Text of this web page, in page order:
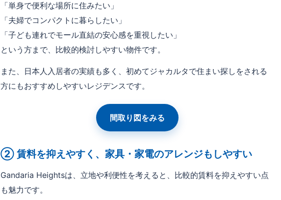
「単身で便利な場所に住みたい」
「夫婦でコンパクトに暮らしたい」
「子ども連れでモール直結の安心感を重視したい」
という方まで、比較的検討しやすい物件です。
また、日本人入居者の実績も多く、初めてジャカルタで住まい探しをされる
方にもおすすめしやすいレジデンスです。
間取り図をみる
② 賃料を抑えやすく、家具・家電のアレンジもしやすい
Gandaria Heightsは、立地や利便性を考えると、比較的賃料を抑えやすい点
も魅力です。